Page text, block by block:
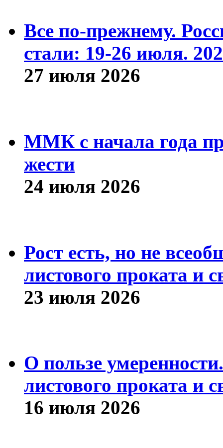
Все по-прежнему.
стали: 19-26 июля.
27 июля 2026
ММК с начала года
жести
24 июля 2026
Рост есть, но не
листового проката и
23 июля 2026
О пользе
листового проката и
16 июля 2026